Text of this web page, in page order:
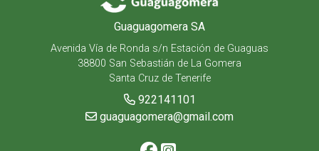
Guaguagomera SA
Avenida Vía de Ronda s/n Estación de Guaguas
38800 San Sebastián de La Gomera
Santa Cruz de Tenerife
922141101
guaguagomera@gmail.com